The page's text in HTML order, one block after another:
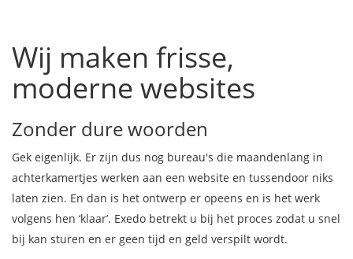
Wij maken frisse,
moderne websites
Zonder dure woorden
Gek eigenlijk. Er zijn dus nog bureau's die maandenlang in
achterkamertjes werken aan een website en tussendoor niks
laten zien. En dan is het ontwerp er opeens en is het werk
volgens hen ‘klaar’. Exedo betrekt u bij het proces zodat u snel
bij kan sturen en er geen tijd en geld verspilt wordt.